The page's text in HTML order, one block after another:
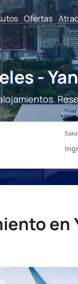
Ofertas
-
en